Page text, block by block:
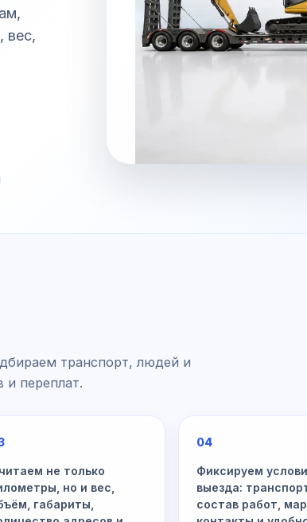
вес,
транспорт, людей и
и переплат.
не только
но и вес,
габариты,
04
Фиксируем
выезда:
состав работ,